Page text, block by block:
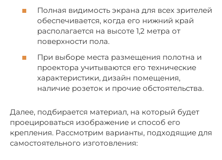
Полная видимость экрана для всех зрителей
обеспечивается, когда его нижний край
располагается на высоте 1,2 метра от
поверхности пола.
При выборе места размещения полотна и
проектора учитываются его технические
характеристики, дизайн помещения,
наличие розеток и прочие обстоятельства.
Далее, подбирается материал, на который будет
проецироваться изображение и способ его
крепления. Рассмотрим варианты, подходящие для
самостоятельного изготовления: